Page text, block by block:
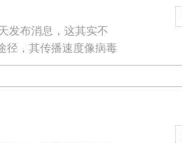
发布消息，这其实不
径，其传播速度像病毒